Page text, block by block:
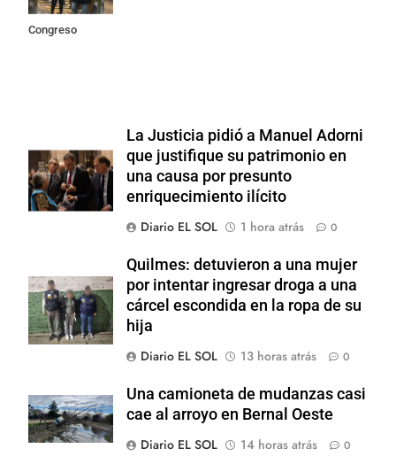
frente al
Congreso
La Justicia pidió a Manuel Adorni
que justifique su patrimonio en
una causa por presunto
enriquecimiento ilícito
Diario EL SOL
1 hora atrás 0
Quilmes: detuvieron a una mujer
por intentar ingresar droga a una
cárcel escondida en la ropa de su
hija
Diario EL SOL
13 horas atrás 0
Una camioneta de mudanzas casi
cae al arroyo en Bernal Oeste
Diario EL SOL
14 horas atrás 0